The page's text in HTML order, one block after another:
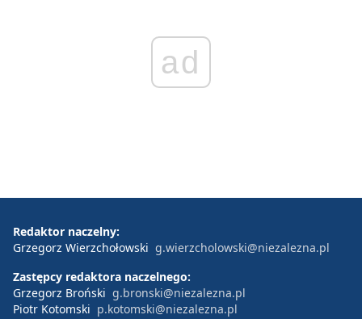
ad
Redaktor naczelny:
Grzegorz Wierzchołowski g.wierzcholowski@niezalezna.pl
Zastępcy redaktora naczelnego:
Grzegorz Broński g.bronski@niezalezna.pl
Piotr Kotomski p.kotomski@niezalezna.pl